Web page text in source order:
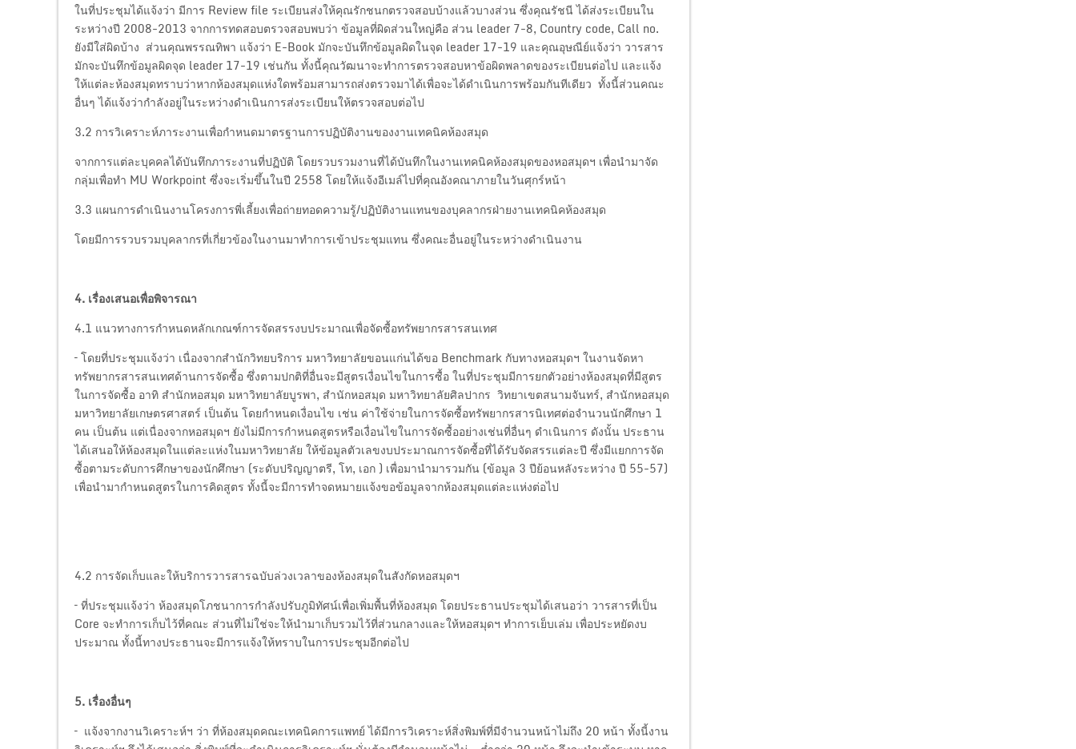
ในที่ประชุมได้แจ้งว่า มีการ Review file ระเบียนส่งให้คุณรักชนกตรวจสอบบ้างแล้วบางส่วน ซึ่งคุณรัชนี ได้ส่งระเบียนใน
ระหว่างปี 2008-2013 จากการทดสอบตรวจสอบพบว่า ข้อมูลที่ผิดส่วนใหญ่คือ ส่วน leader 7-8, Country code, Call no.
ยังมีใส่ผิดบ้าง ส่วนคุณพรรณทิพา แจ้งว่า E-Book มักจะบันทึกข้อมูลผิดในจุด leader 17-19 และคุณอุษณีย์แจ้งว่า วารสาร
มักจะบันทึกข้อมูลผิดจุด leader 17-19 เช่นกัน ทั้งนี้คุณวัฒนาจะทำการตรวจสอบหาข้อผิดพลาดของระเบียนต่อไป และแจ้ง
ให้แต่ละห้องสมุดทราบว่าหากห้องสมุดแห่งใดพร้อมสามารถส่งตรวจมาได้เพื่อจะได้ดำเนินการพร้อมกันทีเดียว ทั้งนี้ส่วนคณะ
อื่นๆ ได้แจ้งว่ากำลังอยู่ในระหว่างดำเนินการส่งระเบียนให้ตรวจสอบต่อไป
3.2 การวิเคราะห์ภาระงานเพื่อกำหนดมาตรฐานการปฏิบัติงานของงานเทคนิคห้องสมุด
จากการแต่ละบุคคลได้บันทึกภาระงานที่ปฏิบัติ โดยรวบรวมงานที่ได้บันทึกในงานเทคนิคห้องสมุดของหอสมุดฯ เพื่อนำมาจัด
กลุ่มเพื่อทำ MU Workpoint ซึ่งจะเริ่มขึ้นในปี 2558 โดยให้แจ้งอีเมล์ไปที่คุณอังคณาภายในวันศุกร์หน้า
3.3 แผนการดำเนินงานโครงการพี่เลี้ยงเพื่อถ่ายทอดความรู้/ปฏิบัติงานแทนของบุคลากรฝ่ายงานเทคนิคห้องสมุด
โดยมีการรวบรวมบุคลากรที่เกี่ยวข้องในงานมาทำการเข้าประชุมแทน ซึ่งคณะอื่นอยู่ในระหว่างดำเนินงาน
4. เรื่องเสนอเพื่อพิจารณา
4.1 แนวทางการกำหนดหลักเกณฑ์การจัดสรรงบประมาณเพื่อจัดซื้อทรัพยากรสารสนเทศ
– โดยที่ประชุมแจ้งว่า เนื่องจากสำนักวิทยบริการ มหาวิทยาลัยขอนแก่นได้ขอ Benchmark กับทางหอสมุดฯ ในงานจัดหา
ทรัพยากรสารสนเทศด้านการจัดซื้อ ซึ่งตามปกติที่อื่นจะมีสูตรเงื่อนไขในการซื้อ ในที่ประชุมมีการยกตัวอย่างห้องสมุดที่มีสูตร
ในการจัดซื้อ อาทิ สำนักหอสมุด มหาวิทยาลัยบูรพา, สำนักหอสมุด มหาวิทยาลัยศิลปากร วิทยาเขตสนามจันทร์, สำนักหอสมุด
มหาวิทยาลัยเกษตรศาสตร์ เป็นต้น โดยกำหนดเงื่อนไข เช่น ค่าใช้จ่ายในการจัดซื้อทรัพยากรสารนิเทศต่อจำนวนนักศึกษา 1
คน เป็นต้น แต่เนื่องจากหอสมุดฯ ยังไม่มีการกำหนดสูตรหรือเงื่อนไขในการจัดซื้ออย่างเช่นที่อื่นๆ ดำเนินการ ดังนั้น ประธาน
ได้เสนอให้ห้องสมุดในแต่ละแห่งในมหาวิทยาลัย ให้ข้อมูลตัวเลขงบประมาณการจัดซื้อที่ได้รับจัดสรรแต่ละปี ซึ่งมีแยกการจัด
ซื้อตามระดับการศึกษาของนักศึกษา (ระดับปริญญาตรี, โท, เอก ) เพื่อมานำมารวมกัน (ข้อมูล 3 ปีย้อนหลังระหว่าง ปี 55-57)
เพื่อนำมากำหนดสูตรในการคิดสูตร ทั้งนี้จะมีการทำจดหมายแจ้งขอข้อมูลจากห้องสมุดแต่ละแห่งต่อไป
4.2 การจัดเก็บและให้บริการวารสารฉบับล่วงเวลาของห้องสมุดในสังกัดหอสมุดฯ
– ที่ประชุมแจ้งว่า ห้องสมุดโภชนาการกำลังปรับภูมิทัศน์เพื่อเพิ่มพื้นที่ห้องสมุด โดยประธานประชุมได้เสนอว่า วารสารที่เป็น
Core จะทำการเก็บไว้ที่คณะ ส่วนที่ไม่ใช่จะให้นำมาเก็บรวมไว้ที่ส่วนกลางและให้หอสมุดฯ ทำการเย็บเล่ม เพื่อประหยัดงบ
ประมาณ ทั้งนี้ทางประธานจะมีการแจ้งให้ทราบในการประชุมอีกต่อไป
5. เรื่องอื่นๆ
– แจ้งจากงานวิเคราะห์ฯ ว่า ที่ห้องสมุดคณะเทคนิคการแพทย์ ได้มีการวิเคราะห์สิ่งพิมพ์ที่มีจำนวนหน้าไม่ถึง 20 หน้า ทั้งนี้งาน